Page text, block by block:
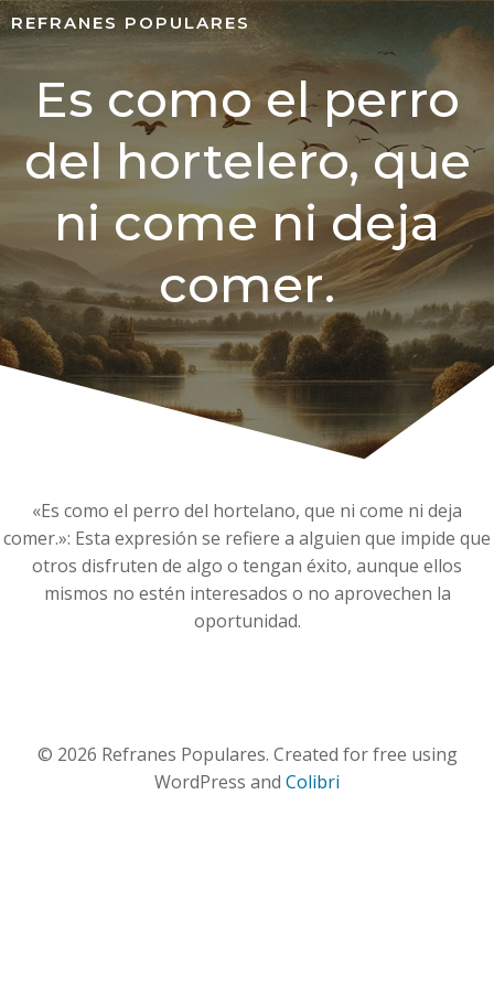
REFRANES POPULARES
Es como el perro
del hortelero, que
ni come ni deja
comer.
«Es como el perro del hortelano, que ni come ni deja
comer.»: Esta expresión se refiere a alguien que impide que
otros disfruten de algo o tengan éxito, aunque ellos
mismos no estén interesados o no aprovechen la
oportunidad.
© 2026 Refranes Populares. Created for free using
WordPress and Colibri